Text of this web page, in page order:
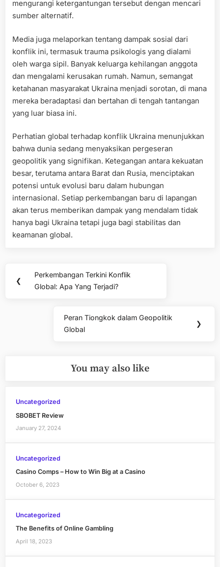
mengurangi ketergantungan tersebut dengan mencari
sumber alternatif.
Media juga melaporkan tentang dampak sosial dari
konflik ini, termasuk trauma psikologis yang dialami
oleh warga sipil. Banyak keluarga kehilangan anggota
dan mengalami kerusakan rumah. Namun, semangat
ketahanan masyarakat Ukraina menjadi sorotan, di mana
mereka beradaptasi dan bertahan di tengah tantangan
yang luar biasa ini.
Perhatian global terhadap konflik Ukraina menunjukkan
bahwa dunia sedang menyaksikan pergeseran
geopolitik yang signifikan. Ketegangan antara kekuatan
besar, terutama antara Barat dan Rusia, menciptakan
potensi untuk evolusi baru dalam hubungan
internasional. Setiap perkembangan baru di lapangan
akan terus memberikan dampak yang mendalam tidak
hanya bagi Ukraina tetapi juga bagi stabilitas dan
keamanan global.
navigation
❮
Previous
Post:
Perkembangan Terkini Konflik
Global: Apa Yang Terjadi?
Next
Post:
Peran Tiongkok dalam Geopolitik
Global
❯
You may also like
Uncategorized
SBOBET Review
January 27, 2024
Uncategorized
Casino Comps – How to Win Big at a Casino
October 6, 2023
Uncategorized
The Benefits of Online Gambling
April 18, 2023